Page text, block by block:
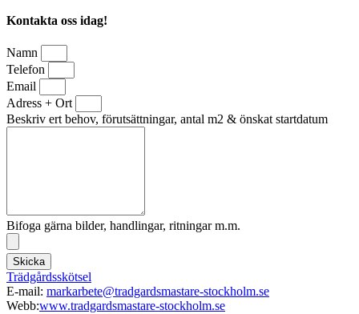
Kontakta oss idag!
Namn
Telefon
Email
Adress + Ort
Beskriv ert behov, förutsättningar, antal m2 & önskat startdatum
Bifoga gärna bilder, handlingar, ritningar m.m.
Skicka
Trädgårdsskötsel
E-mail: markarbete@tradgardsmastare-stockholm.se
Webb:www.tradgardsmastare-stockholm.se